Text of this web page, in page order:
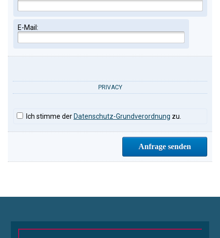
E-Mail:
PRIVACY
Ich stimme der Datenschutz-Grundverordnung zu.